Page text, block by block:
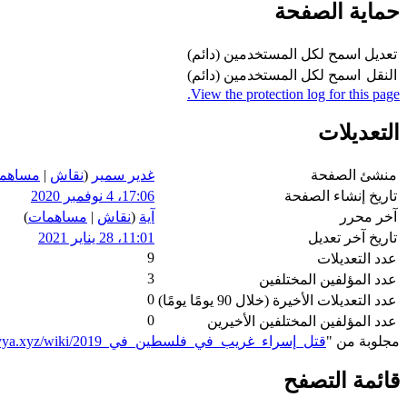
حماية الصفحة
تعديل اسمح لكل المستخدمين (دائم)
النقل
اسمح لكل المستخدمين (دائم)
View the protection log for this page.
التعديلات
منشئ الصفحة غدير سمير (نقاش |
تاريخ إنشاء الصفحة
17:06، 4 نوفمبر 2020
آخر محرر
آية (نقاش | مساهمات)
تاريخ آخر تعديل
11:01، 28 يناير 2021
عدد التعديلات
9
عدد المؤلفين المختلفين
3
عدد التعديلات الأخيرة (خلال 90 يومًا يومًا)
0
عدد المؤلفين المختلفين الأخيرين
0
مجلوبة من "https://genderiyya.xyz/wiki/قتل_إسراء_غريب_في_فلسطين_في_2019
قائمة التصفح